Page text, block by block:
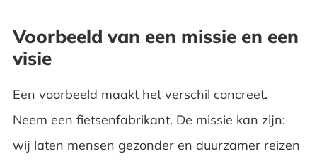
Voorbeeld van een missie en een
visie
Een voorbeeld maakt het verschil concreet.
Neem een fietsenfabrikant. De missie kan zijn:
wij laten mensen gezonder en duurzamer reizen